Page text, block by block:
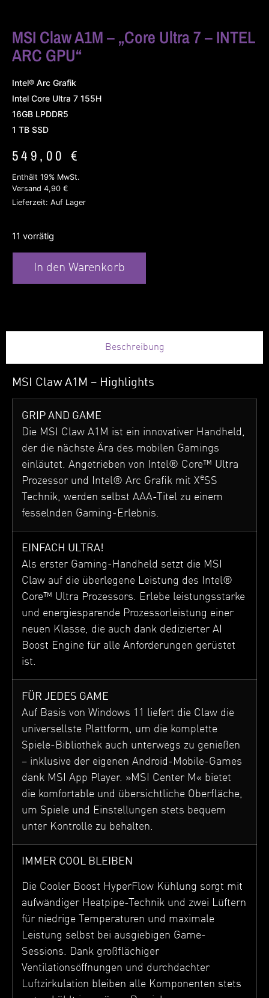
MSI Claw A1M – „Core Ultra 7 – INTEL
ARC GPU“
Intel® Arc Grafik
Intel Core Ultra 7 155H
16GB LPDDR5
1 TB SSD
549,00 €
Enthält 19% MwSt.
Versand 4,90 €
Lieferzeit: Auf Lager
11 vorrätig
In den Warenkorb
Beschreibung
MSI Claw A1M – Highlights
G RIP AND GAME
Die MSI Claw A1M ist ein innovativer Handheld,
der die nächste Ära des mobilen Gamings
einläutet. Angetrieben von Intel® Core™ Ultra
Prozessor und Intel® Arc Grafik mit XeSS
Technik, werden selbst AAA-Titel zu einem
fesselnden Gaming-Erlebnis.
EINFACH ULTRA!
Als erster Gaming-Handheld setzt die MSI
Claw auf die überlegene Leistung des Intel®
Core™ Ultra Prozessors. Erlebe leistungsstarke
und energiesparende Prozessorleistung einer
neuen Klasse, die auch dank dedizierter AI
Boost Engine für alle Anforderungen gerüstet
ist.
FÜR JEDES GAME
Auf Basis von Windows 11 liefert die Claw die
universellste Plattform, um die komplette
Spiele-Bibliothek auch unterwegs zu genießen
– inklusive der eigenen Android-Mobile-Games
dank MSI App Player. »MSI Center M« bietet
die komfortable und übersichtliche Oberfläche,
um Spiele und Einstellungen stets bequem
unter Kontrolle zu behalten.
IMMER COOL BLEIBEN
Die Cooler Boost HyperFlow Kühlung sorgt mit
aufwändiger Heatpipe-Technik und zwei Lüftern
für niedrige Temperaturen und maximale
Leistung selbst bei ausgiebigen Game-
Sessions. Dank großflächiger
Ventilationsöffnungen und durchdachter
Luftzirkulation bleiben alle Komponenten stets